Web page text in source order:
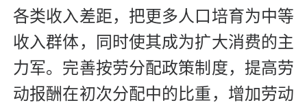
各类收入差距，把更多人口培育为中等
收入群体，同时使其成为扩大消费的主
力军。完善按劳分配政策制度，提高劳
动报酬在初次分配中的比重，增加劳动